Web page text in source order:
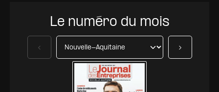
Le numéro du mois
Précédent Suivant